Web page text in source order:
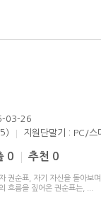
03-26
지원단말기 : PC/스
0 추천 0
권순표, 자기 자신을 돌아보
흐름을 짚어온 권순표는,